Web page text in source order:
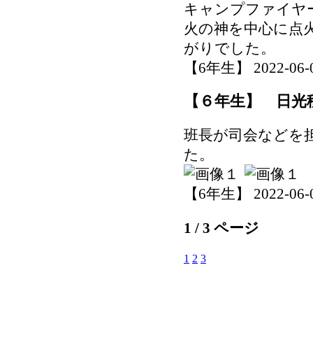
キャンプファイヤ
火の神を中心に点
がりでした。
【6年生】 2022-
【６年生】 日光
班長が司会などを
た。
【6年生】 2022-
1 / 3 ページ
1 2 3